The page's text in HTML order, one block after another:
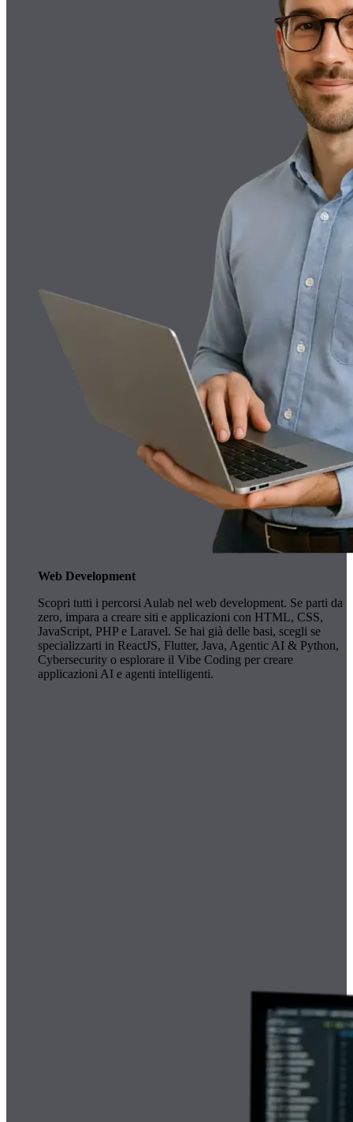
Web Development
Scopri tutti i percorsi Aulab nel web development. Se parti da
zero, impara a creare siti e applicazioni con HTML, CSS,
JavaScript, PHP e Laravel. Se hai già delle basi, scegli se
specializzarti in ReactJS, Flutter, Java, Agentic AI & Python,
Cybersecurity o esplorare il Vibe Coding per creare
applicazioni AI e agenti intelligenti.